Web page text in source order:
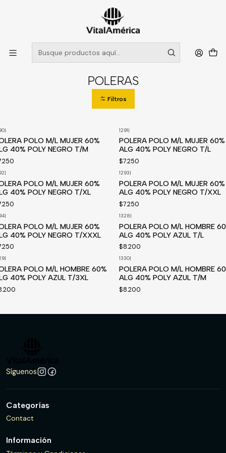
POR SISTEMA FRONTAL SOLO RETIROS EN TIENDA, DESDE
MUCHAS GRACIAS +569 5956 2237
Leer más
Inicio Catálogo VESTIMENTA TECNICA Y CORPORATIVA POLERAS
POLERAS
Filtros
|
POLO M/L MUJER 60%
40% POLY NEGRO T/M
1291|
POLERA POLO M/L MUJER 60%
ALG 40% POLY NEGRO T/L
$7.250
|
POLO M/L MUJER 60%
40% POLY NEGRO T/XL
1293|
POLERA POLO M/L MUJER 60%
ALG 40% POLY NEGRO T/XXL
$7.250
|
POLO M/L MUJER 60%
40% POLY NEGRO T/XXXL
1328|
POLERA POLO M/L HOMBRE
ALG 40% POLY AZUL T/L
$8.200
|
POLO M/L HOMBRE 60%
40% POLY AZUL T/3XL
1330|
POLERA POLO M/L HOMBRE
ALG 40% POLY AZUL T/M
$8.200
Síguenos
Categorías
Contact
Información